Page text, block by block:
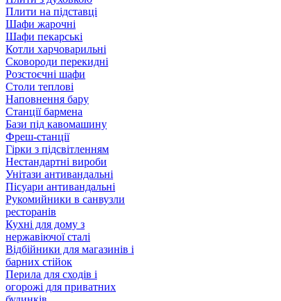
Плити на підставці
Шафи жарочні
Шафи пекарські
Котли харчоварильні
Сковороди перекидні
Розстоєчні шафи
Столи теплові
Наповнення бару
Станції бармена
Бази під кавомашину
Фреш-станції
Гірки з підсвітленням
Нестандартні вироби
Унітази антивандальні
Пісуари антивандальні
Рукомийники в санвузли
ресторанів
Кухні для дому з
нержавіючої сталі
Відбійники для магазинів і
барних стійок
Перила для сходів і
огорожі для приватних